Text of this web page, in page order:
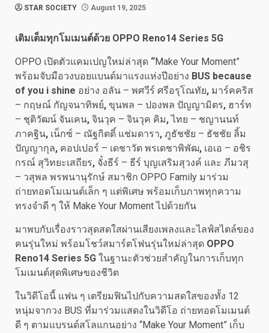
STAR SOCIETY August 19, 2025
เติมเต็มทุกโมเมนต์ด้วย OPPO Reno14 Series 5G
OPPO เปิดตัวแคมเปญใหม่ล่าสุด “Make Your Moment”
พร้อมจับมือวงบอยแบนด์มาแรงแห่งปีอย่าง BUS because
of you i shine อย่าง อลัน – พศวีร์ ศรีอรุโณทัย, มาร์คคริส
– กฤษณ์ กัญจนาทิพย์, ขุนพล – ปองพล ปัญญามิตร, ฮาร์ท
– ชุติวัฒน์ จันเคน, จินวุค – จินวุค คิม,ไทย – ชญานนท์
ภาคฐิน, เน็กซ์ – ณัฐกิตติ์ แช่มดารา, ภูธัชชัย – ธัชชัย ลิ้ม
ปัญญากุล, คอปเปอร์ – เดชาวัต พรเดชาพิพัฒ, เอเอ – อชิร
กรณ์ สุวิทยะเสถียร, จั๋งธีร์ – ธีร์ บุญเสริมสุวงค์ และ ภีมวสุ
– วสุพล พรพนานุรักษ์ สมาชิก OPPO Family มาร่วม
ถ่ายทอดโมเมนต์เล็ก ๆ แต่พิเศษ พร้อมเก็บภาพทุกความ
ทรงจำดี ๆ ให้ Make Your Moment ไปด้วยกัน
มาพบกับเรื่องราวสุดสดใสผ่านเสียงเพลงและไลฟ์สไตล์ของ
คนรุ่นใหม่ พร้อมโชว์สมาร์ตโฟนรุ่นใหม่ล่าสุด OPPO
Reno14 Series 5G ในฐานะตัวช่วยสำคัญในการเก็บทุก
โมเมนต์สุดพิเศษของชีวิต
ในวิดีโอนี้ แฟน ๆ เตรียมฟินไปกับความสดใสของทั้ง 12
หนุ่มจากวง BUS ที่มาร่วมแสดงในวิดีโอ ถ่ายทอดโมเมนต์
ดี ๆ ตามแบรนด์สโลแกนอย่าง “Make Your Moment” เก็บ